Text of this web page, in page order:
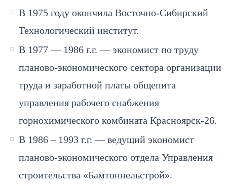
В 1975 году окончила Восточно-Сибирский
Технологический институт.
В 1977 — 1986 г.г. — экономист по труду
планово-экономического сектора организации
труда и заработной платы общепита
управления рабочего снабжения
горнохимического комбината Красноярск-26.
В 1986 – 1993 г.г. — ведущий экономист
планово-экономического отдела Управления
строительства «Бамтоннельстрой».